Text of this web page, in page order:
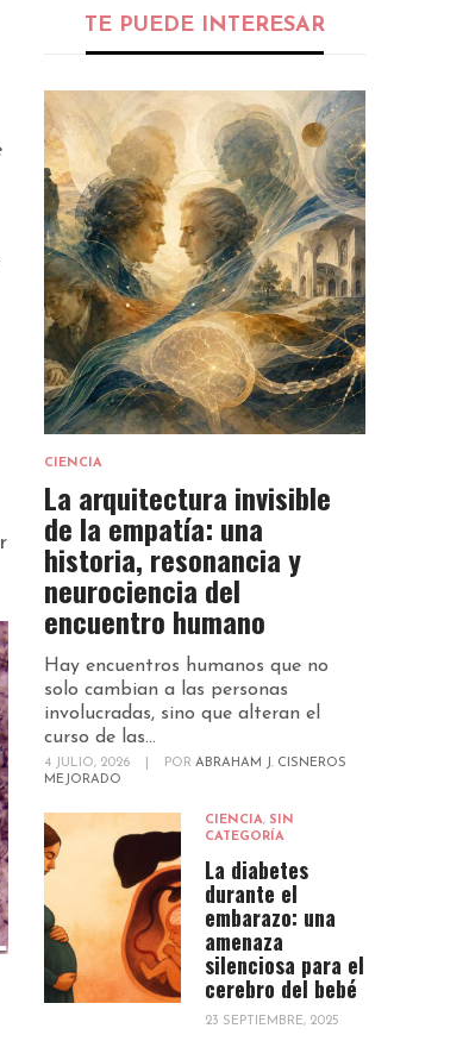
TE PUEDE INTERESAR
CIENCIA
La arquitectura invisible
de la empatía: una
historia, resonancia y
neurociencia del
encuentro humano
Hay encuentros humanos que no
solo cambian a las personas
involucradas, sino que alteran el
curso de las...
4 JULIO, 2026 POR ABRAHAM J. CISNEROS
MEJORADO
CIENCIA, SIN
CATEGORÍA
La diabetes
durante el
embarazo: una
amenaza
silenciosa para el
cerebro del bebé
23 SEPTIEMBRE, 2025